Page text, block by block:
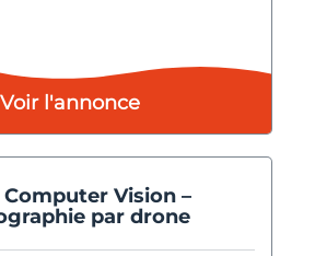
Voir l'annonce
Computer Vision –
par drone